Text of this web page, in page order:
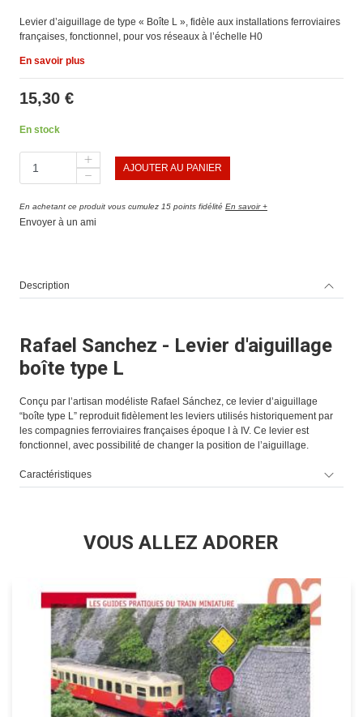
Levier d’aiguillage de type « Boîte L », fidèle aux installations ferroviaires
françaises, fonctionnel, pour vos réseaux à l’échelle H0
En savoir plus
15,30 €
En stock
AJOUTER AU PANIER
En achetant ce produit vous cumulez 15 points fidélité En savoir +
Envoyer à un ami
Description
Rafael Sanchez - Levier d'aiguillage
boîte type L
Conçu par l’artisan modéliste Rafael Sánchez, ce levier d’aiguillage
“boîte type L” reproduit fidèlement les leviers utilisés historiquement par
les compagnies ferroviaires françaises époque I à IV. Ce levier est
fonctionnel, avec possibilité de changer la position de l’aiguillage.
Caractéristiques
VOUS ALLEZ ADORER